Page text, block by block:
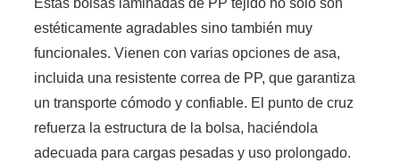
Estas bolsas laminadas de PP tejido no sólo son
estéticamente agradables sino también muy
funcionales. Vienen con varias opciones de asa,
incluida una resistente correa de PP, que garantiza
un transporte cómodo y confiable. El punto de cruz
refuerza la estructura de la bolsa, haciéndola
adecuada para cargas pesadas y uso prolongado.